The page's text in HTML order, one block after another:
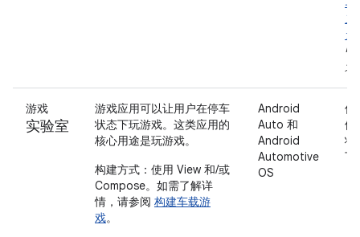
支
音
中
述
游戏
实验室
游戏应用可以让用户在停车
状态下玩游戏。这类应用的
核心用途是玩游戏。
构建方式：使用 View 和/或
Compose。如需了解详
情，请参阅 构建车载游
戏。
Android
Auto 和
Android
Automotive
OS
仅
停
状
下